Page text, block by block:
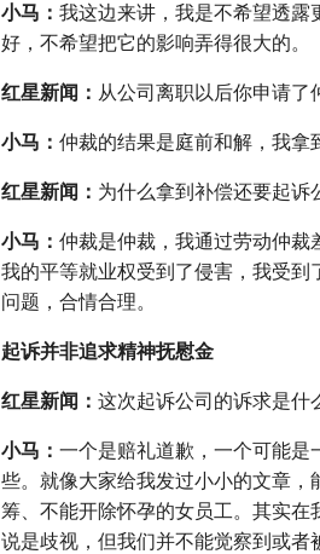
小马： 我这边来讲，我是不希望透露
好，不希望把它的影响弄得很大的。
红星新闻： 从公司离职以后你申请了
小马： 仲裁的结果是庭前和解，我拿
红星新闻： 为什么拿到补偿还要起诉
小马： 仲裁是仲裁，我通过劳动仲裁
我的平等就业权受到了侵害，我受
问题，合情合理。
起诉并非追求精神抚慰金
红星新闻： 这次起诉公司的诉求是什
小马： 一个是赔礼道歉，一个可能是
些。就像大家给我发过小小的文章
筹、不能开除怀孕的女员工。其实
说是歧视，但我们并不能觉察到或者